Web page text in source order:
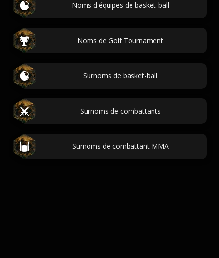
Noms d'équipes de basket-ball
Noms de Golf Tournament
Surnoms de basket-ball
Surnoms de combattants
Surnoms de combattant MMA